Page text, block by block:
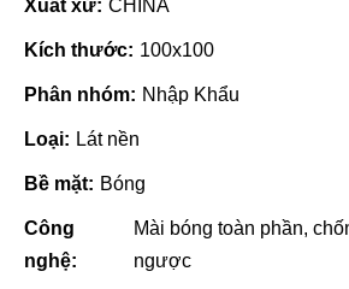
Xuất xứ: CHINA
Kích thước: 100x100
Phân nhóm: Nhập Khẩu
Loại: Lát nền
Bề mặt: Bóng
Công
nghệ:
Mài bóng toàn phần,
ngược